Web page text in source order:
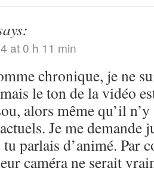
at 0 h 11 min
chronique, je ne
le ton de la vidéo
alors même qu’il
Je me demande
parlais d’animé. Par
caméra ne serait